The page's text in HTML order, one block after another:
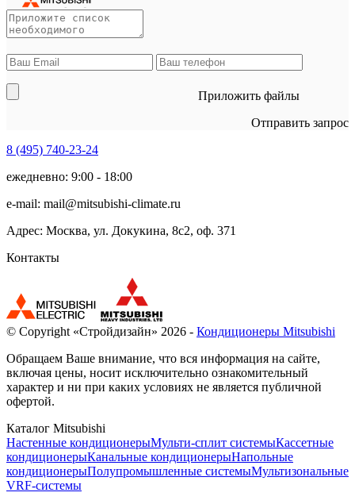
Приложить файлы
Отправить запрос
8 (495) 740-23-24
ежедневно: 9:00 - 18:00
e-mail: mail@mitsubishi-climate.ru
Адрес: Москва, ул. Докукина, 8с2, оф. 371
Контакты
© Copyright «Стройдизайн» 2026 - Кондиционеры Mitsubishi
Обращаем Ваше внимание, что вся информация на сайте,
включая цены, носит исключительно ознакомительный
характер и ни при каких условиях не является публичной
офертой.
Каталог Mitsubishi
Настенные кондиционерыМульти-сплит системыКассетные
кондиционерыКанальные кондиционерыНапольные
кондиционерыПолупромышленные системыМультизональные
VRF-системы